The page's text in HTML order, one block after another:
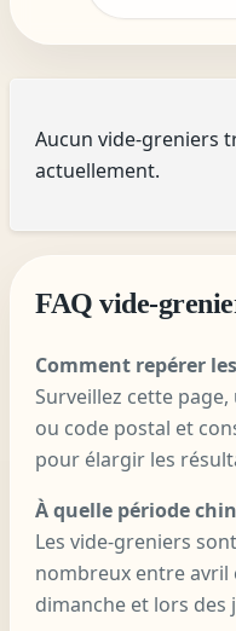
Aucun vide-greniers
actuellement.
FAQ vide-
Comment repérer
Surveillez cette
ou code postal et
pour élargir les
À quelle période
Les vide-greniers
nombreux entre
dimanche et lors des